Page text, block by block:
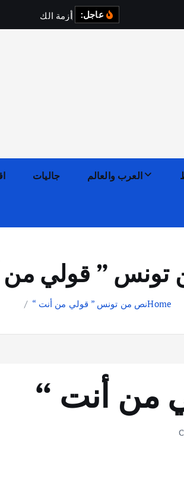
عاجل: أزمة ا كه ربا ء ف
العرب والعالم جاليات
” قولي من
Homeنص من تونس ” قولي من أنت “
من أنت “